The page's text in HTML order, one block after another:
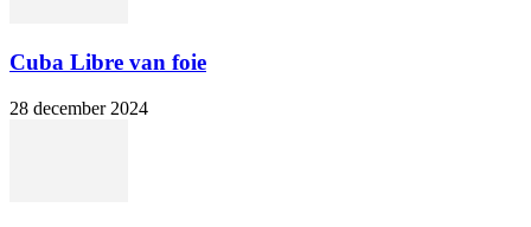
Cuba Libre van foie
28 december 2024